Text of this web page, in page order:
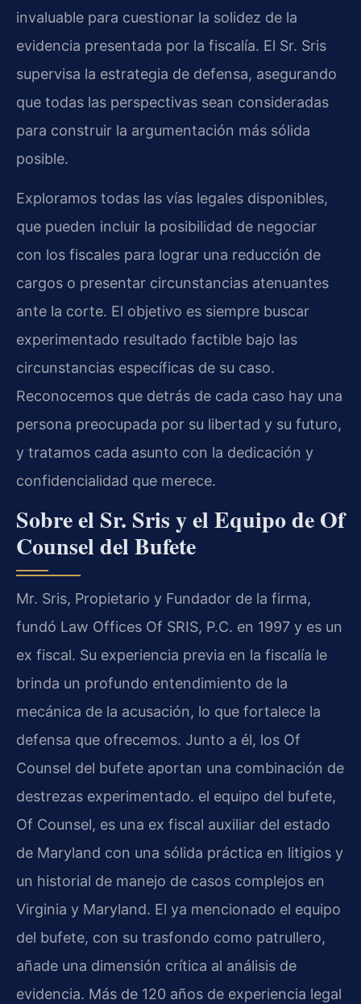
invaluable para cuestionar la solidez de la
evidencia presentada por la fiscalía. El Sr. Sris
supervisa la estrategia de defensa, asegurando
que todas las perspectivas sean consideradas
para construir la argumentación más sólida
posible.
Exploramos todas las vías legales disponibles,
que pueden incluir la posibilidad de negociar
con los fiscales para lograr una reducción de
cargos o presentar circunstancias atenuantes
ante la corte. El objetivo es siempre buscar
experimentado resultado factible bajo las
circunstancias específicas de su caso.
Reconocemos que detrás de cada caso hay una
persona preocupada por su libertad y su futuro,
y tratamos cada asunto con la dedicación y
confidencialidad que merece.
Sobre el Sr. Sris y el Equipo de Of
Counsel del Bufete
Mr. Sris, Propietario y Fundador de la firma,
fundó Law Offices Of SRIS, P.C. en 1997 y es un
ex fiscal. Su experiencia previa en la fiscalía le
brinda un profundo entendimiento de la
mecánica de la acusación, lo que fortalece la
defensa que ofrecemos. Junto a él, los Of
Counsel del bufete aportan una combinación de
destrezas experimentado. el equipo del bufete,
Of Counsel, es una ex fiscal auxiliar del estado
de Maryland con una sólida práctica en litigios y
un historial de manejo de casos complejos en
Virginia y Maryland. El ya mencionado el equipo
del bufete, con su trasfondo como patrullero,
añade una dimensión crítica al análisis de
evidencia. Más de 120 años de experiencia legal